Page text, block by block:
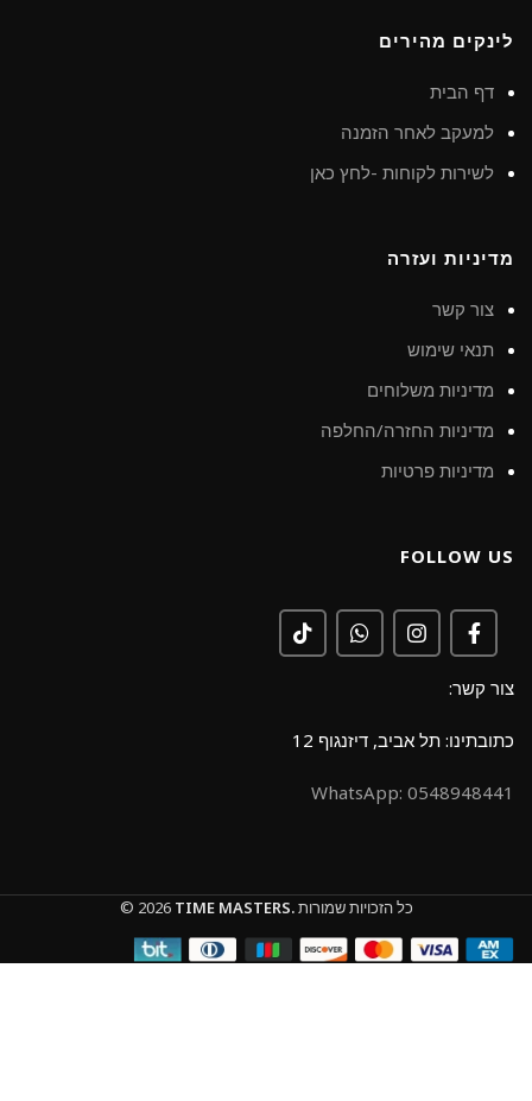
לינקים מהירים
דף הבית
למעקב לאחר הזמנה
לשירות לקוחות -לחץ כאן
מדיניות ועזרה
צור קשר
תנאי שימוש
מדיניות משלוחים
מדיניות החזרה/החלפה
מדיניות פרטיות
FOLLOW US
צור קשר:
כתובתינו: תל אביב, דיזנגוף 12
0548948441 :WhatsApp
© 2026 TIME MASTERS.כל הזכויות שמורות